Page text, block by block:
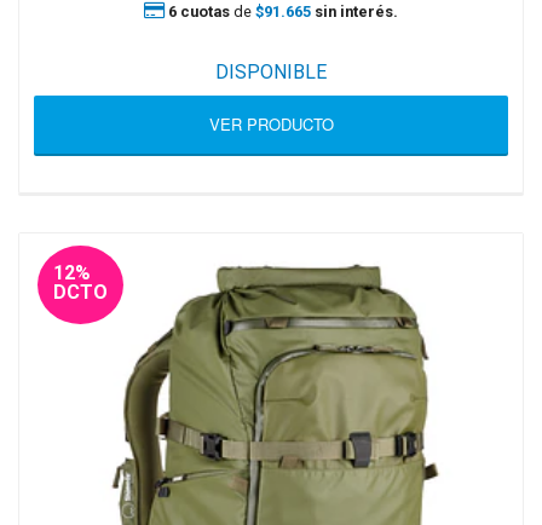
6 cuotas de $91.665 sin interés.
DISPONIBLE
VER PRODUCTO
12%
DCTO